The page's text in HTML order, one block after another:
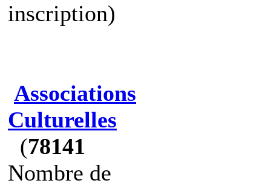
inscription)
Associations
Culturelles
(78141
Nombre de